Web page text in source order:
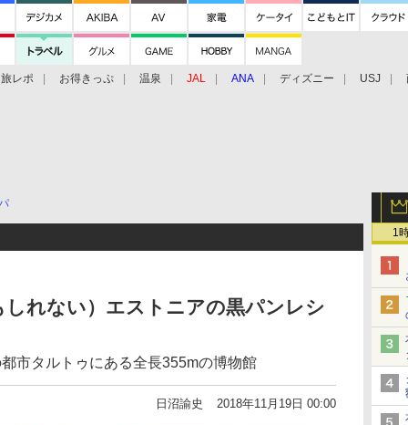
旅レポ お得きっぷ 温泉 JAL ANA ディズニー USJ
1
れない）エストニアの黒パンレシ
市タルトゥにある全長355mの博物館
日沼諭史 2018年11月19日 00:00